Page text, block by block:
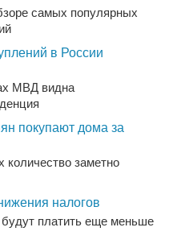
самых популярных
в России
МВД видна
покупают дома за
количество заметно
налогов
платить еще меньше